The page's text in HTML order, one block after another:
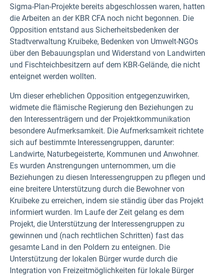
Sigma-Plan-Projekte bereits abgeschlossen waren, hatten
die Arbeiten an der KBR CFA noch nicht begonnen. Die
Opposition entstand aus Sicherheitsbedenken der
Stadtverwaltung Kruibeke, Bedenken von Umwelt-NGOs
über den Bebauungsplan und Widerstand von Landwirten
und Fischteichbesitzern auf dem KBR-Gelände, die nicht
enteignet werden wollten.
Um dieser erheblichen Opposition entgegenzuwirken,
widmete die flämische Regierung den Beziehungen zu
den Interessenträgern und der Projektkommunikation
besondere Aufmerksamkeit. Die Aufmerksamkeit richtete
sich auf bestimmte Interessengruppen, darunter:
Landwirte, Naturbegeisterte, Kommunen und Anwohner.
Es wurden Anstrengungen unternommen, um die
Beziehungen zu diesen Interessengruppen zu pflegen und
eine breitere Unterstützung durch die Bewohner von
Kruibeke zu erreichen, indem sie ständig über das Projekt
informiert wurden. Im Laufe der Zeit gelang es dem
Projekt, die Unterstützung der Interessengruppen zu
gewinnen und (nach rechtlichen Schritten) fast das
gesamte Land in den Poldern zu enteignen. Die
Unterstützung der lokalen Bürger wurde durch die
Integration von Freizeitmöglichkeiten für lokale Bürger